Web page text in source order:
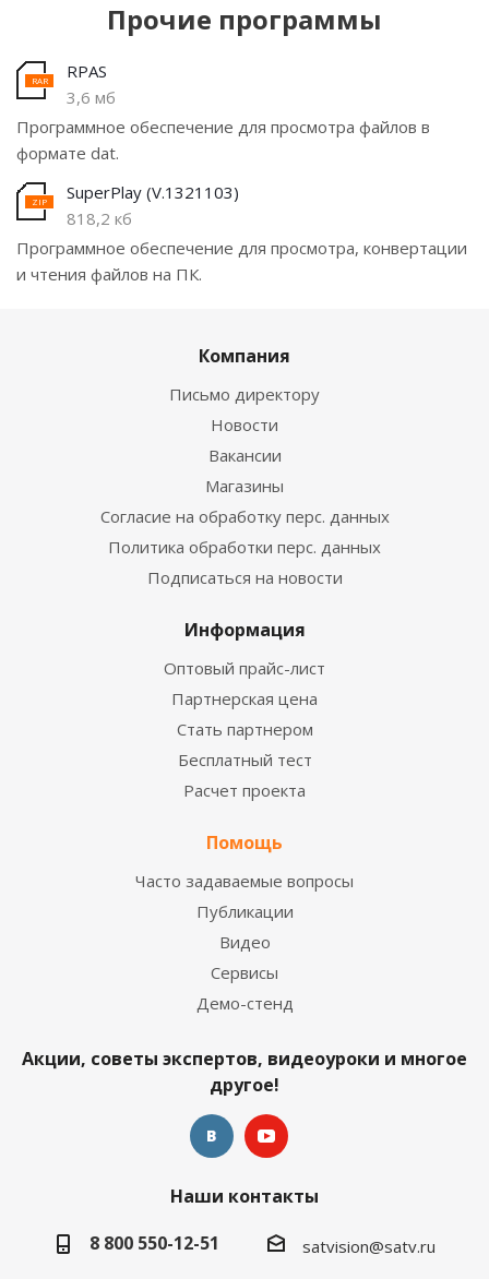
Прочие программы
RPAS
3,6 мб
Программное обеспечение для просмотра файлов в
формате dat.
SuperPlay (V.1321103)
818,2 кб
Программное обеспечение для просмотра, конвертации
и чтения файлов на ПК.
Компания
Письмо директору
Новости
Вакансии
Магазины
Согласие на обработку перс. данных
Политика обработки перс. данных
Подписаться на новости
Информация
Оптовый прайс-лист
Партнерская цена
Стать партнером
Бесплатный тест
Расчет проекта
Помощь
Часто задаваемые вопросы
Публикации
Видео
Сервисы
Демо-стенд
Акции, советы экспертов, видеоуроки и многое
другое!
Наши контакты
8 800 550-12-51
satvision@satv.ru